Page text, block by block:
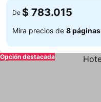
De $ 783.015
Mira precios de 8 páginas
Opción destacada